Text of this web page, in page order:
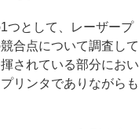
つとして、レーザープ
合点について調査して
されている部分におい
リンタでありながらも